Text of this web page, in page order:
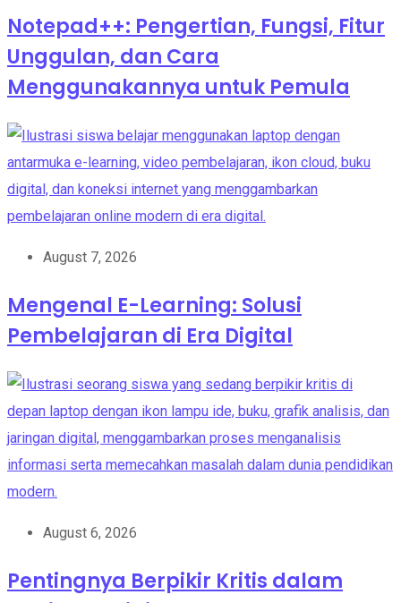
Notepad++: Pengertian, Fungsi, Fitur
Unggulan, dan Cara
Menggunakannya untuk Pemula
August 7, 2026
Mengenal E-Learning: Solusi
Pembelajaran di Era Digital
August 6, 2026
Pentingnya Berpikir Kritis dalam